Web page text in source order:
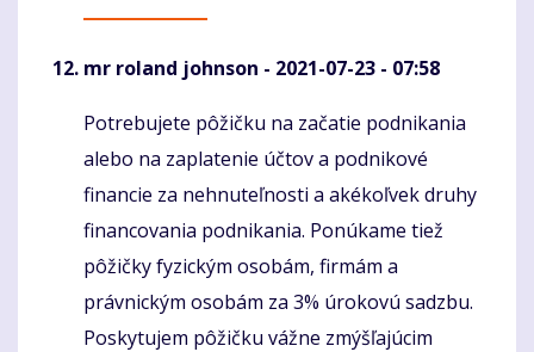
mr roland johnson - 2021-07-23 - 07:58
Komentaras
Potrebujete pôžičku na začatie podnikania
alebo na zaplatenie účtov a podnikové
financie za nehnuteľnosti a akékoľvek druhy
financovania podnikania. Ponúkame tiež
pôžičky fyzickým osobám, firmám a
právnickým osobám za 3% úrokovú sadzbu.
Poskytujem pôžičku vážne zmýšľajúcim